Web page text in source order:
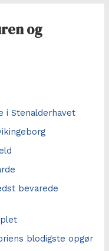
og
i Stenalderhavet
bevarede
blodigste opgør